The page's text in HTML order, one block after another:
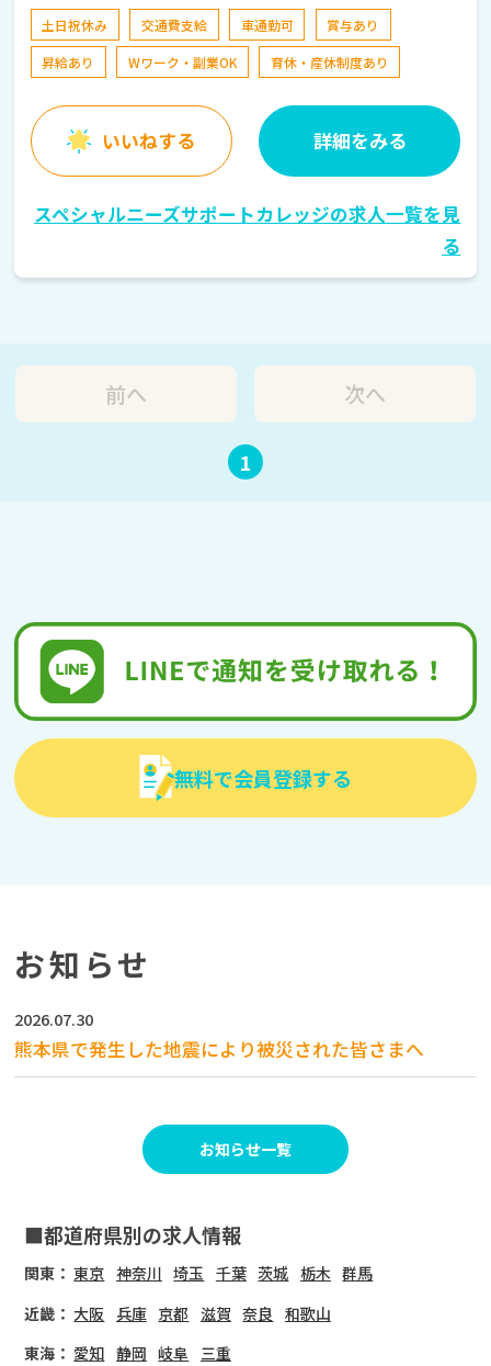
小倉駅 車で7分
土日祝休み 交通費支給 車通勤可
賞与あり
昇給あり
Wワーク・副業OK 育休・産休制度あり
いいねする 詳細をみる
スペシャルニーズサポートカレッジの求人一覧を見
る
前へ
1
次へ
無料で会員登録する
お知らせ
2026.07.30
熊本県で発生した地震により被災された皆さまへ
お知らせ一覧
■都道府県別の求人情報
関東： 東京 神奈川 埼玉 千葉 茨城 栃木 群馬
近畿： 大阪 兵庫 京都 滋賀 奈良 和歌山
東海： 愛知 静岡 岐阜
三重